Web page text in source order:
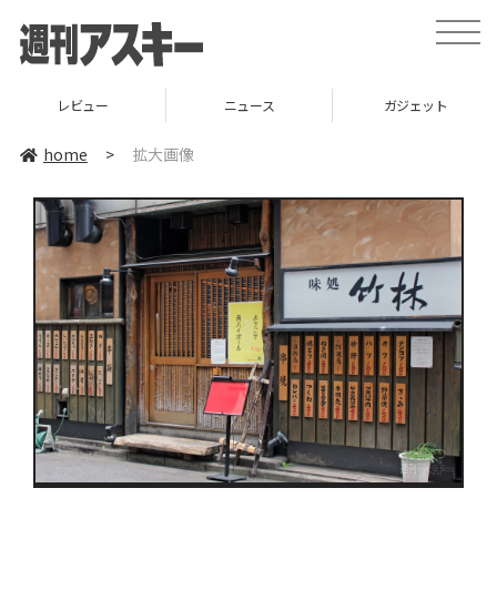
toggle
レビュー ニュース ガジェット
home > 拡大画像